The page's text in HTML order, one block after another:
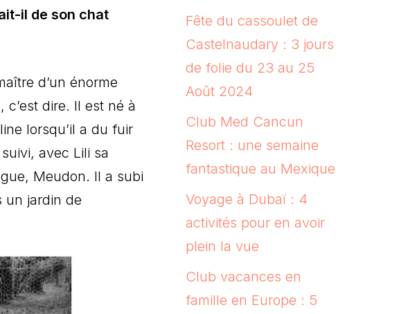
il de son chat
d’un énorme
dire. Il est né à
lorsqu’il a du fuir
avec Lili sa
Meudon. Il a subi
un jardin de
Fête du cassoulet de
Castelnaudary : 3 jours
de folie du 23 au 25
Août 2024
Club Med Cancun
Resort : une semaine
fantastique au Mexique
Voyage à Dubaï : 4
activités pour en avoir
plein la vue
Club vacances en
famille en Europe : 5